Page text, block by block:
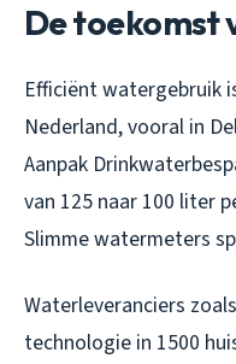
De toekomst
Efficiënt watergebruik
Nederland, vooral in
Aanpak
van 125 naar 100 liter
Slimme watermeters
Waterleveranciers
technologie in 1500